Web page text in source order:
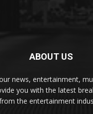
ABOUT US
news, entertainment,
you with the latest
the entertainment